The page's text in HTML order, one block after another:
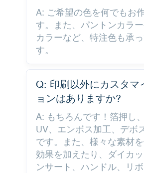
A: ご希望の色を何でもお
す。また、パントンカラ
カラーなど、特注色も承
す。
Q: 印刷以外にカスタマ
ョンはありますか?
A: もちろんです！箔押し
UV、エンボス加工、デボ
です。また、様々な素材
効果を加えたり、ダイカ
ンサート、ハンドル、リ